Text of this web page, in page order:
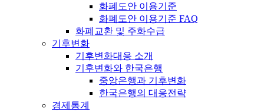
화폐도안 이용기준
화폐도안 이용기준 FAQ
화폐교환 및 주화수급
기후변화
기후변화대응 소개
기후변화와 한국은행
중앙은행과 기후변화
한국은행의 대응전략
경제통계